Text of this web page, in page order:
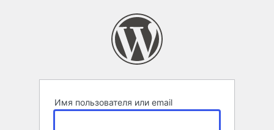
Имя пользователя или email